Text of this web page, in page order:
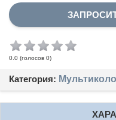
0.0 (голосов 0)
Категория: